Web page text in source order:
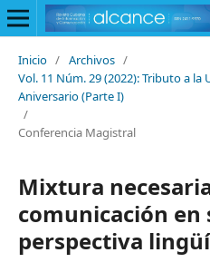
Inicio / Archivos /
Vol. 11 Núm. 29 (2022): Tributo a
Aniversario (Parte I)
/
Conferencia Magistral
Mixtura
comunicación en
perspectiva